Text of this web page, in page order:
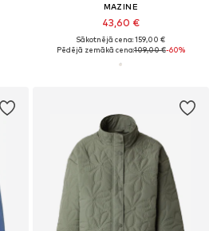
MAZINE
43,60 €
Sākotnējā cena: 159,00 €
Pēdējā zemākā cena:109,00 €-60%